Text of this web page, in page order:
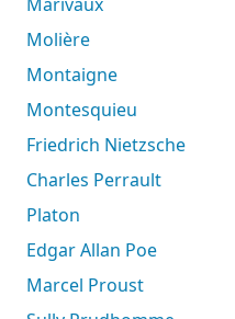
Molière
Montaigne
Montesquieu
Friedrich Nietzsche
Charles Perrault
Platon
Edgar Allan Poe
Marcel Proust